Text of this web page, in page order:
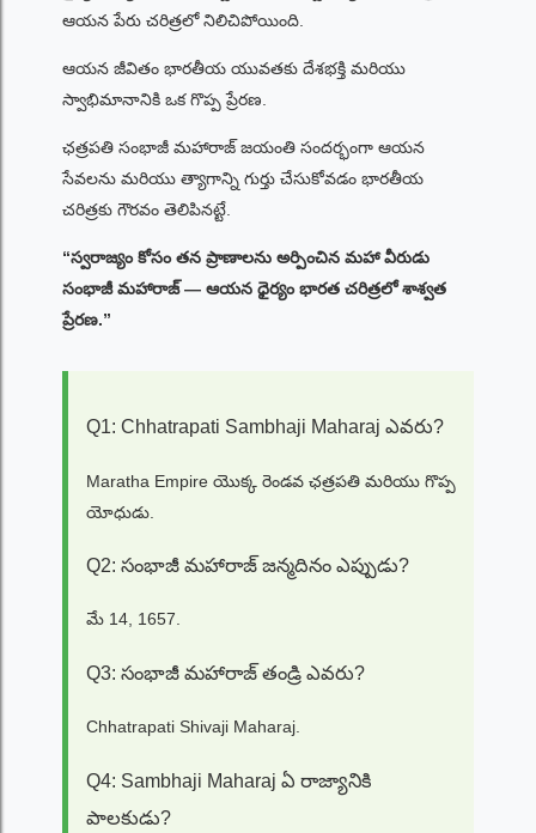
ఆయన పేరు చరిత్రలో నిలిచిపోయింది.
ఆయన జీవితం భారతీయ యువతకు దేశభక్తి మరియు
స్వాభిమానానికి ఒక గొప్ప ప్రేరణ.
ఛత్రపతి సంభాజీ మహారాజ్ జయంతి సందర్భంగా ఆయన
సేవలను మరియు త్యాగాన్ని గుర్తు చేసుకోవడం భారతీయ
చరిత్రకు గౌరవం తెలిపినట్టే.
“స్వరాజ్యం కోసం తన ప్రాణాలను అర్పించిన మహా వీరుడు
సంభాజీ మహారాజ్ — ఆయన ధైర్యం భారత చరిత్రలో శాశ్వత
ప్రేరణ.”
Q1: Chhatrapati Sambhaji Maharaj ఎవరు?
Maratha Empire యొక్క రెండవ ఛత్రపతి మరియు గొప్ప
యోధుడు.
Q2: సంభాజీ మహారాజ్ జన్మదినం ఎప్పుడు?
మే 14, 1657.
Q3: సంభాజీ మహారాజ్ తండ్రి ఎవరు?
Chhatrapati Shivaji Maharaj.
Q4: Sambhaji Maharaj ఏ రాజ్యానికి
పాలకుడు?